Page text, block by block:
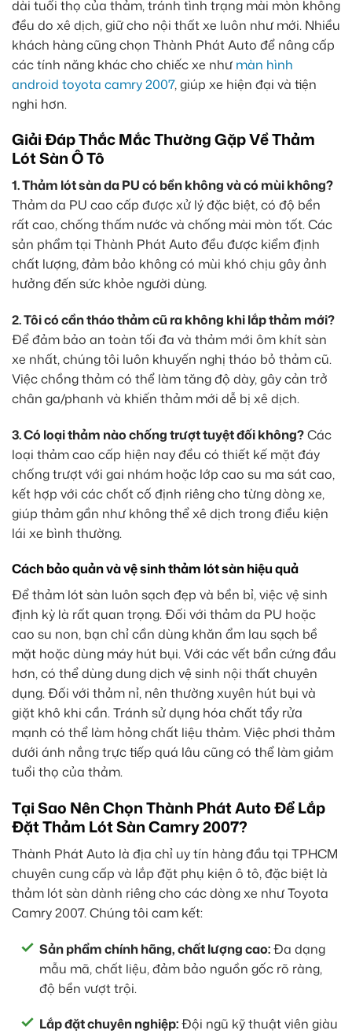
dài tuổi thọ của thảm, tránh tình trạng mài mòn không
đều do xê dịch, giữ cho nội thất xe luôn như mới. Nhiều
khách hàng cũng chọn Thành Phát Auto để nâng cấp
các tính năng khác cho chiếc xe như màn hình
android toyota camry 2007, giúp xe hiện đại và tiện
nghi hơn.
Giải Đáp Thắc Mắc Thường Gặp Về Thảm
Lót Sàn Ô Tô
1. Thảm lót sàn da PU có bền không và có mùi không?
Thảm da PU cao cấp được xử lý đặc biệt, có độ bền
rất cao, chống thấm nước và chống mài mòn tốt. Các
sản phẩm tại Thành Phát Auto đều được kiểm định
chất lượng, đảm bảo không có mùi khó chịu gây ảnh
hưởng đến sức khỏe người dùng.
2. Tôi có cần tháo thảm cũ ra không khi lắp thảm mới?
Để đảm bảo an toàn tối đa và thảm mới ôm khít sàn
xe nhất, chúng tôi luôn khuyến nghị tháo bỏ thảm cũ.
Việc chồng thảm có thể làm tăng độ dày, gây cản trở
chân ga/phanh và khiến thảm mới dễ bị xê dịch.
3. Có loại thảm nào chống trượt tuyệt đối không?Các
loại thảm cao cấp hiện nay đều có thiết kế mặt đáy
chống trượt với gai nhám hoặc lớp cao su ma sát cao,
kết hợp với các chốt cố định riêng cho từng dòng xe,
giúp thảm gần như không thể xê dịch trong điều kiện
lái xe bình thường.
Cách bảo quản và vệ sinh thảm lót sàn hiệu quả
Để thảm lót sàn luôn sạch đẹp và bền bỉ, việc vệ sinh
định kỳ là rất quan trọng. Đối với thảm da PU hoặc
cao su non, bạn chỉ cần dùng khăn ẩm lau sạch bề
mặt hoặc dùng máy hút bụi. Với các vết bẩn cứng đầu
hơn, có thể dùng dung dịch vệ sinh nội thất chuyên
dụng. Đối với thảm nỉ, nên thường xuyên hút bụi và
giặt khô khi cần. Tránh sử dụng hóa chất tẩy rửa
mạnh có thể làm hỏng chất liệu thảm. Việc phơi thảm
dưới ánh nắng trực tiếp quá lâu cũng có thể làm giảm
tuổi thọ của thảm.
Tại Sao Nên Chọn Thành Phát Auto Để Lắp
Đặt Thảm Lót Sàn Camry 2007?
Thành Phát Auto là địa chỉ uy tín hàng đầu tại TPHCM
chuyên cung cấp và lắp đặt phụ kiện ô tô, đặc biệt là
thảm lót sàn dành riêng cho các dòng xe như Toyota
Camry 2007. Chúng tôi cam kết:
Sản phẩm chính hãng, chất lượng cao:Đa dạng
mẫu mã, chất liệu, đảm bảo nguồn gốc rõ ràng,
độ bền vượt trội.
Lắp đặt chuyên nghiệp:Đội ngũ kỹ thuật viên giàu